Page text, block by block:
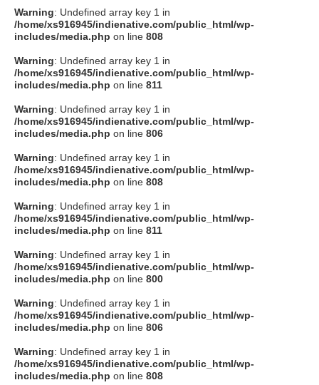
Facebook
instagram
Tumblr
Soundcloud
to indienative
Warning: Undefined array key 1 in
/home/xs916945/indienative.com/public_html/wp-
includes/media.php on line 808
Warning: Undefined array key 1 in
/home/xs916945/indienative.com/public_html/wp-
includes/media.php on line 811
Warning: Undefined array key 1 in
/home/xs916945/indienative.com/public_html/wp-
includes/media.php on line 806
Warning: Undefined array key 1 in
/home/xs916945/indienative.com/public_html/wp-
includes/media.php on line 808
Warning: Undefined array key 1 in
/home/xs916945/indienative.com/public_html/wp-
includes/media.php on line 811
Warning: Undefined array key 1 in
/home/xs916945/indienative.com/public_html/wp-
includes/media.php on line 800
Warning: Undefined array key 1 in
/home/xs916945/indienative.com/public_html/wp-
includes/media.php on line 806
Warning: Undefined array key 1 in
/home/xs916945/indienative.com/public_html/wp-
includes/media.php on line 808